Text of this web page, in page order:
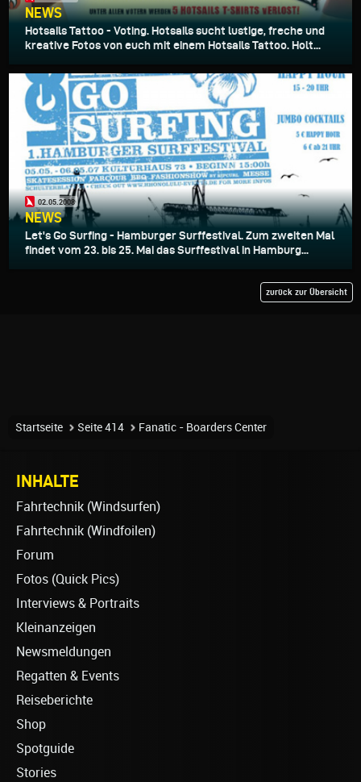
NEWS
Hotsails Tattoo - Voting. Hotsails sucht lustige, freche und
kreative Fotos von euch mit einem Hotsails Tattoo. Holt...
02.05.2008
NEWS
Let's Go Surfing - Hamburger Surffestival. Zum zweiten Mal
findet vom 23. bis 25. Mai das Surffestival in Hamburg...
zurück zur Übersicht
Startseite Seite 414 Fanatic - Boarders Center
INHALTE
Fahrtechnik (Windsurfen)
Fahrtechnik (Windfoilen)
Forum
Fotos (Quick Pics)
Interviews & Portraits
Kleinanzeigen
Newsmeldungen
Regatten & Events
Reiseberichte
Shop
Spotguide
Stories